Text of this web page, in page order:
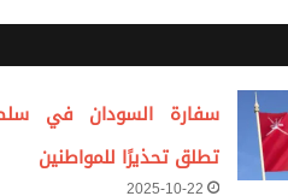
سفارة السودان في
تطلق تحذيرًا للمواطنين
2025-10-22